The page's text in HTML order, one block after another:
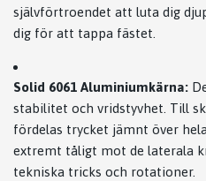
självförtroendet att luta dig
dig för att tappa fästet.
Solid 6061 Aluminiumkärna:
stabilitet och vridstyvhet. Till
fördelas trycket jämnt över
extremt tåligt mot de laterala
tekniska tricks och rotationer.